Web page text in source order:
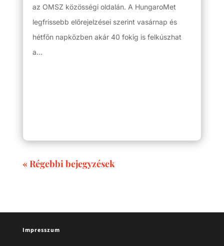
az OMSZ közösségi oldalán. A HungaroMet
legfrissebb előrejelzései szerint vasárnap és
hétfőn napközben akár 40 fokig is felkúszhat
a...
« Régebbi bejegyzések
Impresszum